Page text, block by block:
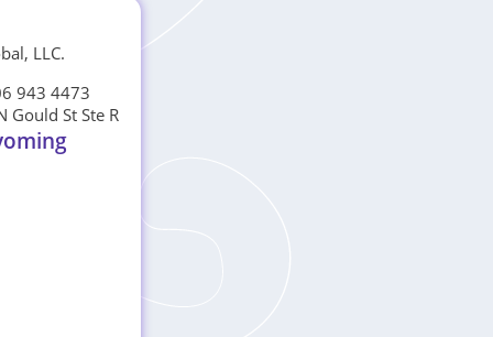
LLC.
943 4473
Gould St Ste R